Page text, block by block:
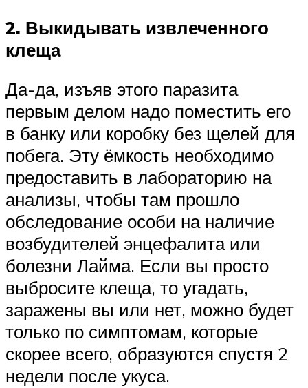
2. Выкидывать извлеченного
клеща
Да-да, изъяв этого паразита
первым делом надо поместить его
в банку или коробку без щелей для
побега. Эту ёмкость необходимо
предоставить в лабораторию на
анализы, чтобы там прошло
обследование особи на наличие
возбудителей энцефалита или
болезни Лайма. Если вы просто
выбросите клеща, то угадать,
заражены вы или нет, можно будет
только по симптомам, которые
скорее всего, образуются спустя 2
недели после укуса.